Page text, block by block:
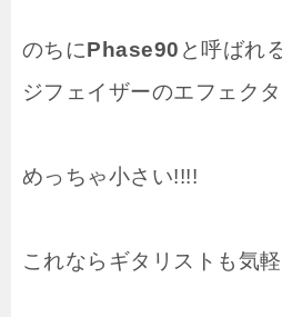
のちにPhase90 と呼ばれ
ジフェイザーのエフェクタ
めっちゃ小さい!!!!
これならギタリストも気